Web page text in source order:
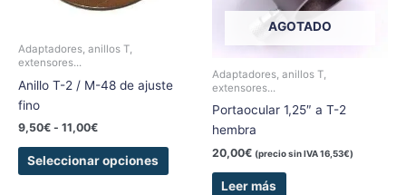
Adaptadores, anillos T,
extensores...
Anillo T-2 / M-48 de ajuste
fino
9,50€ - 11,00€
Seleccionar opciones
en
de
producto
AGOTADO
Adaptadores, anillos T,
extensores...
Portaocular 1,25″ a T-2
hembra
20,00€ (precio sin IVA16,53€)
Leer más